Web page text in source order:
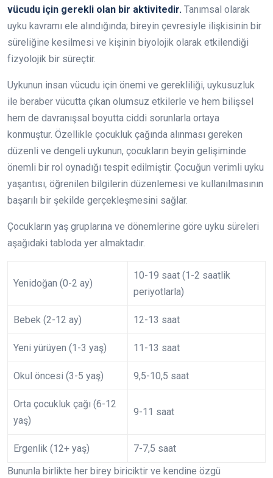
vücudu için gerekli olan bir aktivitedir. Tanımsal olarak
uyku kavramı ele alındığında; bireyin çevresiyle ilişkisinin bir
süreliğine kesilmesi ve kişinin biyolojik olarak etkilendiği
fizyolojik bir süreçtir.
Uykunun insan vücudu için önemi ve gerekliliği, uykusuzluk
ile beraber vücutta çıkan olumsuz etkilerle ve hem bilişsel
hem de davranışsal boyutta ciddi sorunlarla ortaya
konmuştur. Özellikle çocukluk çağında alınması gereken
düzenli ve dengeli uykunun, çocukların beyin gelişiminde
önemli bir rol oynadığı tespit edilmiştir. Çocuğun verimli uyku
yaşantısı, öğrenilen bilgilerin düzenlemesi ve kullanılmasının
başarılı bir şekilde gerçekleşmesini sağlar.
Çocukların yaş gruplarına ve dönemlerine göre uyku süreleri
aşağıdaki tabloda yer almaktadır.
Yenidoğan (0-2 ay)
10-19 saat (1-2 saatlik
periyotlarla)
Bebek (2-12 ay) 12-13 saat
Yeni yürüyen (1-3 yaş) 11-13 saat
Okul öncesi (3-5 yaş) 9,5-10,5 saat
Orta çocukluk çağı (6-12
yaş)
9-11 saat
Ergenlik (12+ yaş)
7-7,5 saat
Bununla birlikte her birey biriciktir ve kendine özgü